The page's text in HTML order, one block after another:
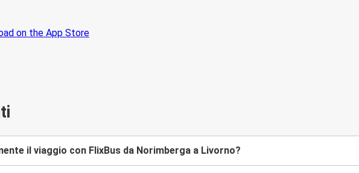
il viaggio con FlixBus da Norimberga a Livorno?